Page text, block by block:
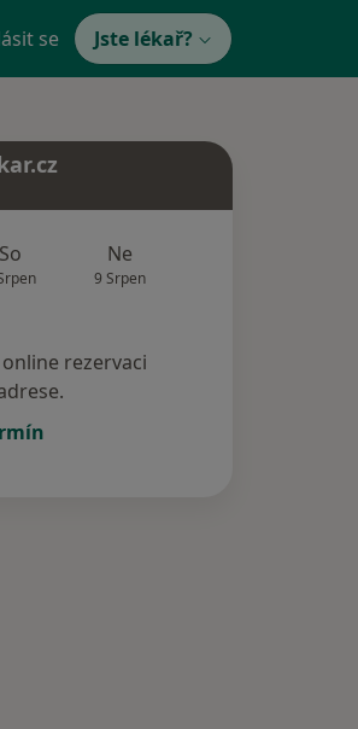
se Jste lékař?
So Ne
9 Srpen
online rezervaci